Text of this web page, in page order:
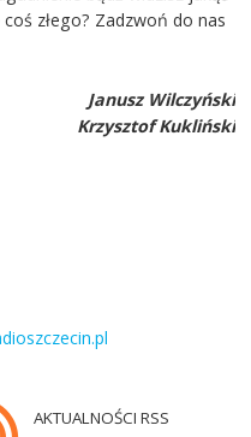
złego? Zadzwoń do nas
Janusz Wilczyński
Krzysztof Kukliński
AKTUALNOŚCI RSS